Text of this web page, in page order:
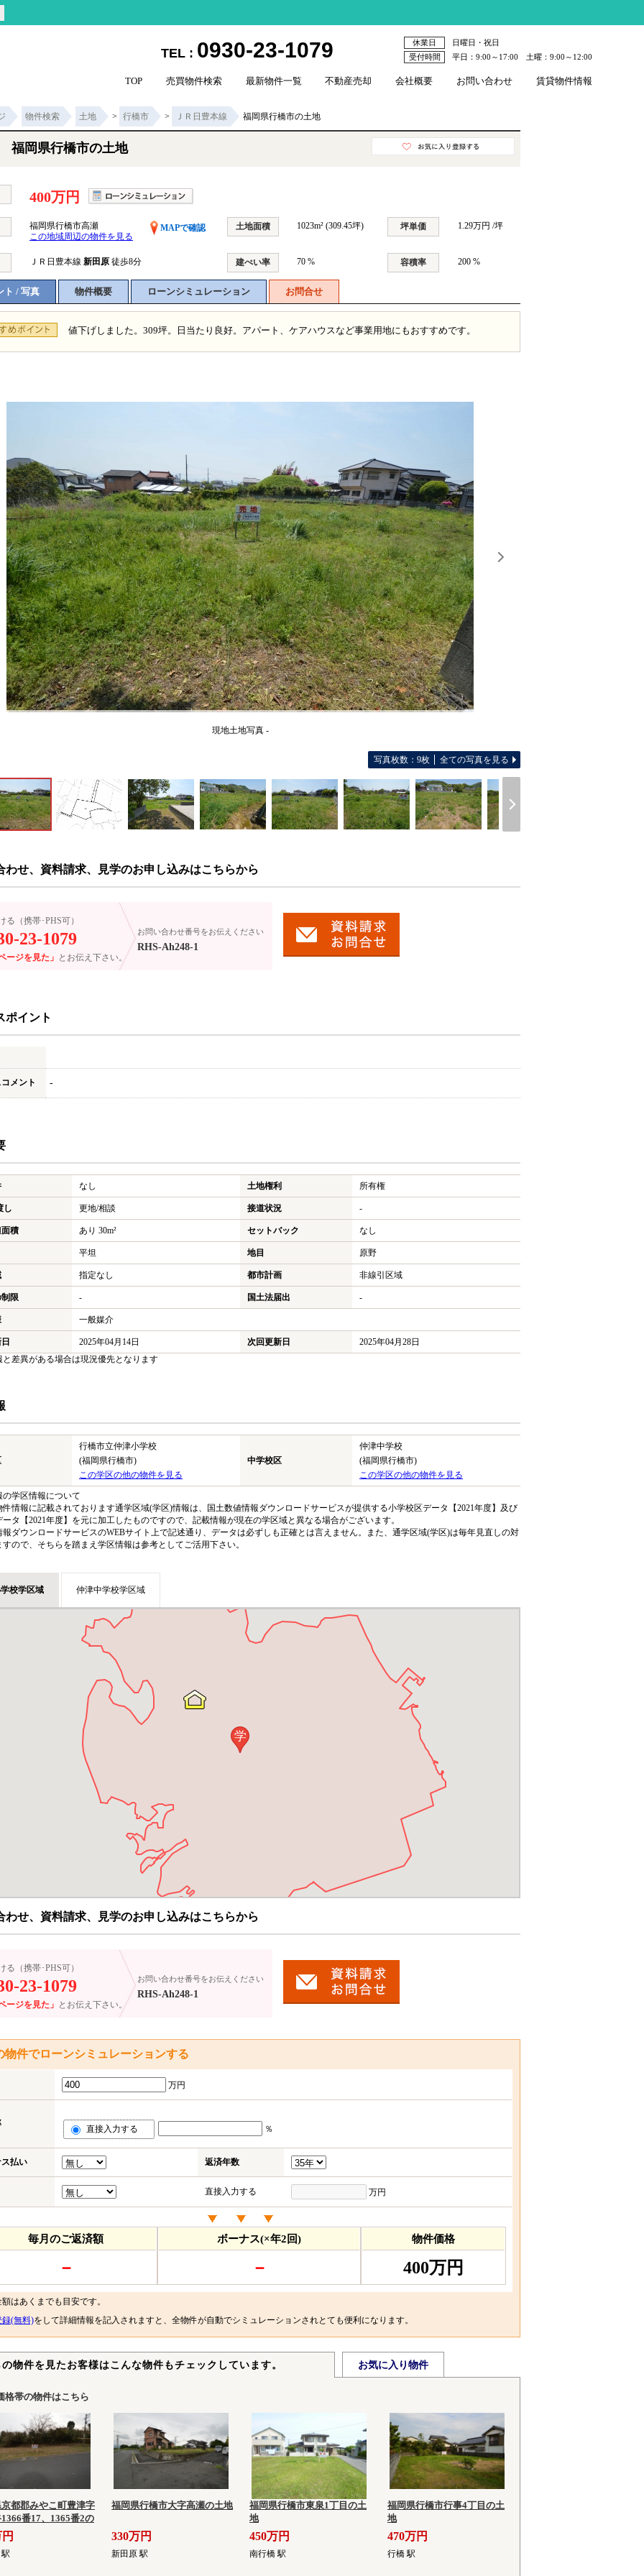
TEL : 0930-23-1079 休業日
日曜日・祝日
受付時間
平日：9:00～17:00 土曜：9:00～12:00
TOP 売買物件検索 最新物件一覧 不動産売却 会社概要 お問い合わせ 賃貸物件情報
物件検索 土地 > 行橋市 > ＪＲ日豊本線 福岡県行橋市の土地
福岡県行橋市の土地
400万円
福岡県行橋市高瀬
MAPで確認
この地域周辺の物件を見る
土地面積 1023m² (309.45坪) 坪単価 1.29万円 /坪
ＪＲ日豊本線 新田原 徒歩8分 建ぺい率 70 % 容積率 200 %
ト / 写真 物件概要 ローンシミュレーション お問合せ
値下げしました。309坪。日当たり良好。アパート、ケアハウスなど事業用地にもおすすめです。
現地土地写真 -
写真枚数：9枚 全ての写真を見る
わせ、資料請求、見学のお申し込みはこちらから
る（携帯･PHS可）
23-1079
ージを見た」 とお伝え下さい。
お問い合わせ番号をお伝えください
RHS-Ah248-1
ポイント
メント -
なし 土地権利 所有権
し 更地/相談 接道状況 -
積 あり 30m² セットバック なし
平坦 地目 原野
指定なし 都市計画 非線引区域
限 - 国土法届出 -
一般媒介
2025年04月14日 次回更新日
2025年04月28日
差異がある場合は現況優先となります
行橋市立仲津小学校
(福岡県行橋市)
この学区の他の物件を見る
中学校区
仲津中学校
(福岡県行橋市)
この学区の他の物件を見る
学区情報について
件情報に記載されております通学区域(学区)情報は、国土数値情報ダウンロードサービスが提供する小学校区データ【2021年度】及び
タ【2021年度】を元に加工したものですので、記載情報が現在の学区域と異なる場合がございます。
報ダウンロードサービスのWEBサイト上で記述通り、データは必ずしも正確とは言えません。また、通学区域(学区)は毎年見直しの対
ので、そちらを踏まえ学区情報は参考としてご活用下さい。
校学区域 仲津中学校学区域
学
わせ、資料請求、見学のお申し込みはこちらから
る（携帯･PHS可）
23-1079
ージを見た」 とお伝え下さい。
お問い合わせ番号をお伝えください
RHS-Ah248-1
物件でローンシミュレーションする
万円
直接入力する ％
払い 返済年数
直接入力する 万円
毎月のご返済額
－
ボーナス(×年2回)
－
物件価格
400万円
はあくまでも目安です。
録(無料)をして詳細情報を記入されますと、全物件が自動でシミュレーションされとても便利になります。
物件を見たお客様はこんな物件もチェックしています。 お気に入り物件
格帯の物件はこちら
都郡みやこ町豊津字
番17、1365番2の
福岡県行橋市大字高瀬の土地
330万円
新田原 駅
福岡県行橋市東泉1丁目の土
地
450万円
南行橋 駅
福岡県行橋市行事4丁目の土
地
470万円
行橋 駅